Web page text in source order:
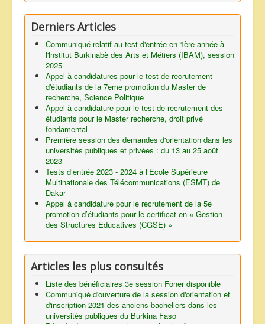
Derniers Articles
Communiqué relatif au test d'entrée en 1ère année à
l'lnstitut Burkinabè des Arts et Métiers (IBAM), session
2025
Appel à candidatures pour le test de recrutement
d'étudiants de la 7eme promotion du Master de
recherche, Science Politique
Appel à candidature pour le test de recrutement des
étudiants pour le Master recherche, droit privé
fondamental
Première session des demandes d'orientation dans les
universités publiques et privées : du 13 au 25 août
2023
Tests d’entrée 2023 - 2024 à l’Ecole Supérieure
Multinationale des Télécommunications (ESMT) de
Dakar
Appel à candidature pour le recrutement de la 5e
promotion d’étudiants pour le certificat en « Gestion
des Structures Educatives (CGSE) »
Articles les plus consultés
Liste des bénéficiaires 3e session Foner disponible
Communiqué d'ouverture de la session d'orientation et
d'inscription 2021 des anciens bacheliers dans les
universités publiques du Burkina Faso